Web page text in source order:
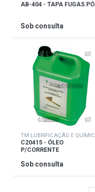
AB-404 - TAPA FUGAS PÓ
Sob consulta
C20415 - ÓLEO
P/CORRENTE
Sob consulta